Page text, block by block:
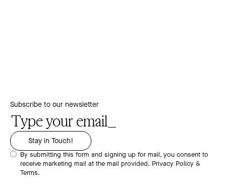
Subscribe to our newsletter
By submitting this form and signing up for mail, you consent to
receive marketing mail at the mail provided. Privacy Policy &
Terms.